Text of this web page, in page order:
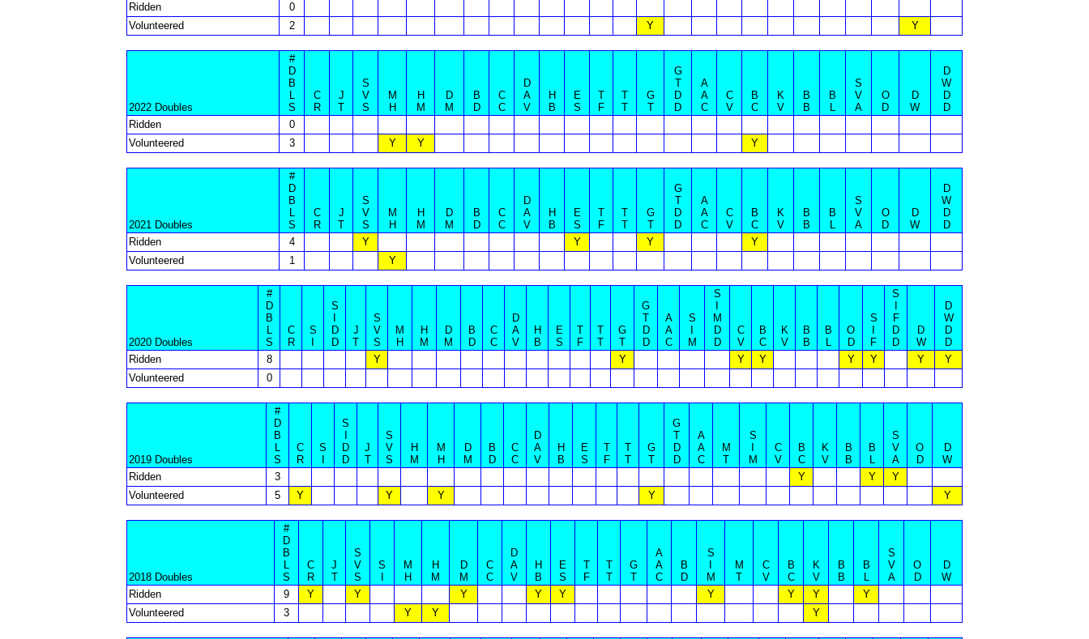
Ridden
0
Volunteered
2 Y Y
2022 Doubles
#
D
B
L
S
C
R
J
T
S
V
S
M
H
H
M
D
M
B
D
C
C
D
A
V
H
B
E
S
T
F
T
T
G
T
G
T
D
D
A
A
C
C
V
B
C
K
V
B
B
B
L
S
V
A
O
D
D
W
D
W
D
D
Ridden
0
Volunteered
3 Y Y Y
2021 Doubles
#
D
B
L
S
C
R
J
T
S
V
S
M
H
H
M
D
M
B
D
C
C
D
A
V
H
B
E
S
T
F
T
T
G
T
G
T
D
D
A
A
C
C
V
B
C
K
V
B
B
B
L
S
V
A
O
D
D
W
D
W
D
D
Ridden
4 Y Y Y
Y
Volunteered
1 Y
2020 Doubles
#
D
B
L
S
C
R
S
S
D
D
J
T
S
V
S
M
H
H
M
D
M
B
D
C
C
D
A
V
H
B
E
S
T
F
T
T
G
T
G
T
D
D
A
A
C
S
M
S
M
D
D
C
V
B
C
K
V
B
B
B
L
O
D
S
F
S
F
D
D
D
W
D
W
D
D
Ridden
8 Y Y Y Y Y Y Y
Y
Volunteered
0
2019 Doubles
#
D
B
L
S
C
R
S
S
D
D
J
T
S
V
S
H
M
M
H
D
M
B
D
C
C
D
A
V
H
B
E
S
T
F
T
T
G
T
G
T
D
D
A
A
C
M
T
S
M
C
V
B
C
K
V
B
B
B
L
S
V
A
O
D
D
W
Ridden
3 Y Y
Y
Volunteered
5 Y Y Y Y Y
2018 Doubles
#
D
B
L
S
C
R
J
T
S
V
S
S
M
H
H
M
D
M
C
C
D
A
V
H
B
E
S
T
F
T
T
G
T
A
A
C
B
D
S
M
M
T
C
V
B
C
K
V
B
B
B
L
S
V
A
O
D
D
W
Ridden
9 Y Y Y Y Y Y Y Y
Y
Volunteered
3 Y Y Y